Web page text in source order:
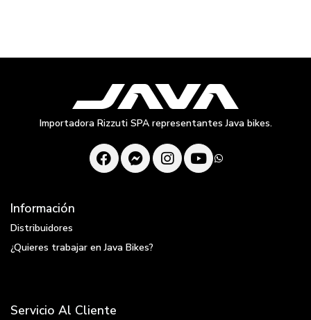
Importadora Rizzuti SPA representantes Java bikes.
Información
Distribuidores
¿Quieres trabajar en Java Bikes?
Servicio Al Cliente